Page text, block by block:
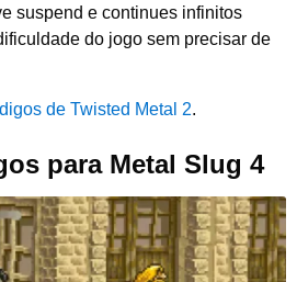
suspend e continues infinitos
do jogo sem precisar de
de Twisted Metal 2.
para Metal Slug 4